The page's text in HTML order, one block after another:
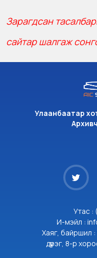
Зарагдсан
сайтар шалгаж
Улаанбаатар
Утас :
И-мэйл :
Хаяг, байршил
дүүрэг, 8-р